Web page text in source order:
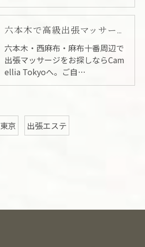
六本木で高級出張マッサージをお探しの方へ
六本木・西麻布・麻布十番周辺で
出張マッサージをお探しならCam
ellia Tokyoへ。ご自…
東京 出張エステ